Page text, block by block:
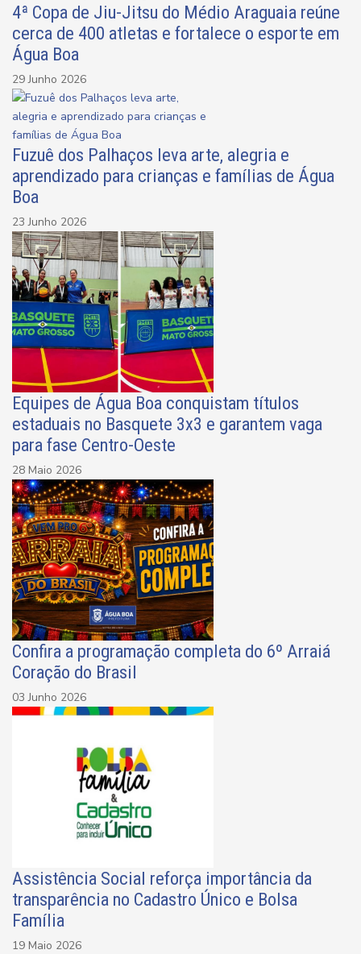
4ª Copa de Jiu-Jitsu do Médio Araguaia reúne
cerca de 400 atletas e fortalece o esporte em
Água Boa
29 Junho 2026
Fuzuê dos Palhaços leva arte, alegria e
aprendizado para crianças e famílias de Água
Boa
23 Junho 2026
Equipes de Água Boa conquistam títulos
estaduais no Basquete 3x3 e garantem vaga
para fase Centro-Oeste
28 Maio 2026
Confira a programação completa do 6º Arraiá
Coração do Brasil
03 Junho 2026
Assistência Social reforça importância da
transparência no Cadastro Único e Bolsa
Família
19 Maio 2026